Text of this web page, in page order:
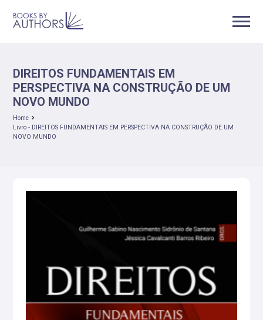
DIREITOS FUNDAMENTAIS EM
PERSPECTIVA NA CONSTRUÇÃO DE UM
NOVO MUNDO
Home
Livro - DIREITOS FUNDAMENTAIS EM PERSPECTIVA NA CONSTRUÇÃO DE UM
NOVO MUNDO